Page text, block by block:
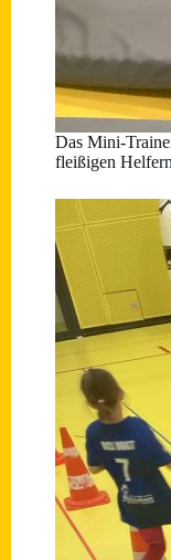
Das Mini-
fleißigen